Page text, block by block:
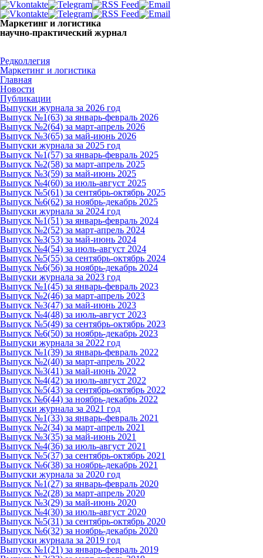
Маркетинг и логистика
научно-практический журнал
Редколлегия
Маркетинг и логистика
Главная
Новости
Публикации
Выпуски журнала за 2026 год
Выпуск №1(63) за январь-февраль 2026
Выпуск №2(64) за март-апрель 2026
Выпуск №3(65) за май-июнь 2026
Выпуски журнала за 2025 год
Выпуск №1(57) за январь-февраль 2025
Выпуск №2(58) за март-апрель 2025
Выпуск №3(59) за май-июнь 2025
Выпуск №4(60) за июль-август 2025
Выпуск №5(61) за сентябрь-октябрь 2025
Выпуск №6(62) за ноябрь-декабрь 2025
Выпуски журнала за 2024 год
Выпуск №1(51) за январь-февраль 2024
Выпуск №2(52) за март-апрель 2024
Выпуск №3(53) за май-июнь 2024
Выпуск №4(54) за июль-август 2024
Выпуск №5(55) за сентябрь-октябрь 2024
Выпуск №6(56) за ноябрь-декабрь 2024
Выпуски журнала за 2023 год
Выпуск №1(45) за январь-февраль 2023
Выпуск №2(46) за март-апрель 2023
Выпуск №3(47) за май-июнь 2023
Выпуск №4(48) за июль-август 2023
Выпуск №5(49) за сентябрь-октябрь 2023
Выпуск №6(50) за ноябрь-декабрь 2023
Выпуски журнала за 2022 год
Выпуск №1(39) за январь-февраль 2022
Выпуск №2(40) за март-апрель 2022
Выпуск №3(41) за май-июнь 2022
Выпуск №4(42) за июль-август 2022
Выпуск №5(43) за сентябрь-октябрь 2022
Выпуск №6(44) за ноябрь-декабрь 2022
Выпуски журнала за 2021 год
Выпуск №1(33) за январь-февраль 2021
Выпуск №2(34) за март-апрель 2021
Выпуск №3(35) за май-июнь 2021
Выпуск №4(36) за июль-август 2021
Выпуск №5(37) за сентябрь-октябрь 2021
Выпуск №6(38) за ноябрь-декабрь 2021
Выпуски журнала за 2020 год
Выпуск №1(27) за январь-февраль 2020
Выпуск №2(28) за март-апрель 2020
Выпуск №3(29) за май-июнь 2020
Выпуск №4(30) за июль-август 2020
Выпуск №5(31) за сентябрь-октябрь 2020
Выпуск №6(32) за ноябрь-декабрь 2020
Выпуски журнала за 2019 год
Выпуск №1(21) за январь-февраль 2019